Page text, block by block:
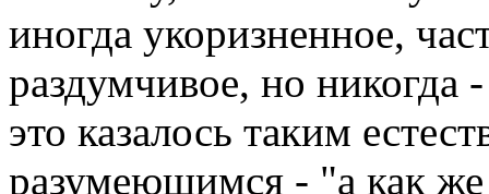
иногда укоризненное,
раздумчивое, но никогда
это казалось таким
разумеющимся - "а как